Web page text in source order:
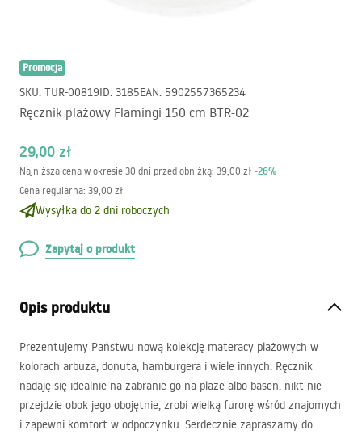
Promocja
SKU: TUR-00819ID: 3185EAN: 5902557365234
Ręcznik plażowy Flamingi 150 cm BTR-02
29,00 zł
Najniższa cena w okresie 30 dni przed obniżką: 39,00 zł -26%
Cena regularna: 39,00 zł
Wysyłka do 2 dni roboczych
Zapytaj o produkt
Opis produktu
Prezentujemy Państwu nową kolekcję materacy plażowych w
kolorach arbuza, donuta, hamburgera i wiele innych. Ręcznik
nadaję się idealnie na zabranie go na plaże albo basen, nikt nie
przejdzie obok jego obojętnie, zrobi wielką furorę wśród znajomych
i zapewni komfort w odpoczynku. Serdecznie zapraszamy do